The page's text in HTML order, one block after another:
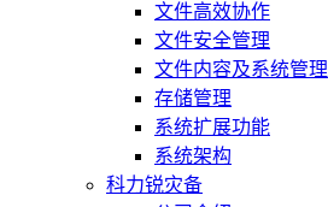
文件高效协作
文件安全管理
文件内容及系统管理
存储管理
系统扩展功能
系统架构
科力锐灾备